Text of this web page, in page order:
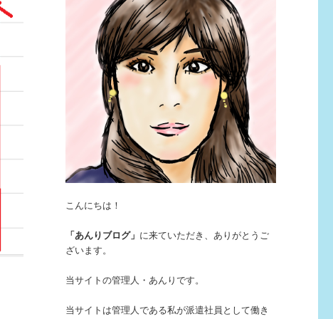
こんにちは！
「あんりブログ」 に来ていただき、ありがとうご
ざいます。
当サイトの管理人・あんりです。
当サイトは管理人である私が派遣社員として働き